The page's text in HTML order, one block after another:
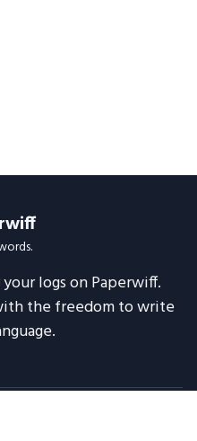
logs on Paperwiff.
the freedom to write